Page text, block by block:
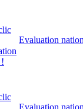
Evaluation
Evaluation